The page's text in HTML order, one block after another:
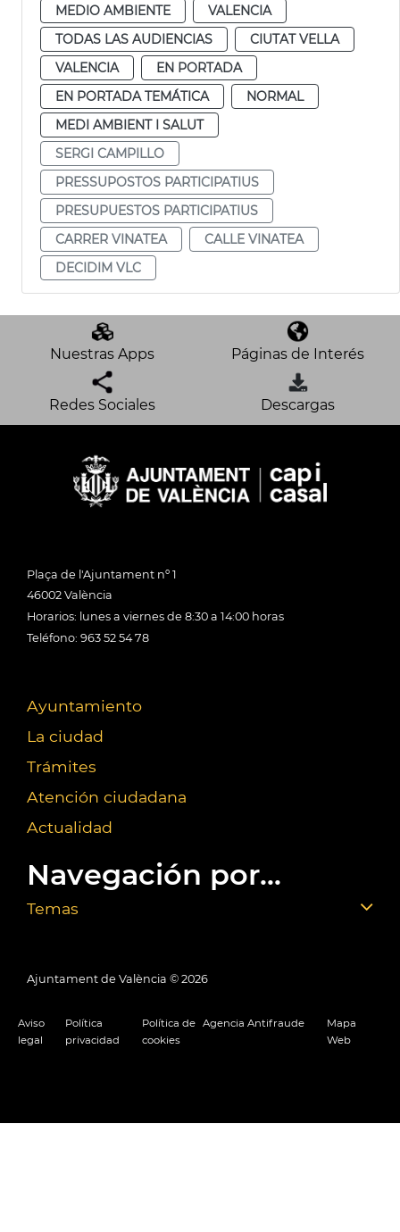
MEDIO AMBIENTE
VALENCIA
TODAS LAS AUDIENCIAS
CIUTAT VELLA
VALENCIA
EN PORTADA
EN PORTADA TEMÁTICA
NORMAL
MEDI AMBIENT I SALUT
SERGI CAMPILLO
PRESSUPOSTOS PARTICIPATIUS
PRESUPUESTOS PARTICIPATIUS
CARRER VINATEA
CALLE VINATEA
DECIDIM VLC
Nuestras Apps Páginas de Interés
Redes Sociales Descargas
Plaça de l'Ajuntament nº 1
46002 València
Horarios: lunes a viernes de 8:30 a 14:00 horas
Teléfono: 963 52 54 78
Ayuntamiento
La ciudad
Trámites
Atención ciudadana
Actualidad
Navegación por...
Temas
Ajuntament de València © 2026
Aviso
legal
Política
privacidad
Política de
cookies
Agencia Antifraude
Mapa
Web